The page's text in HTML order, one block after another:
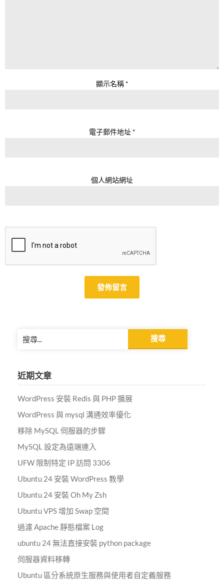
顯示名稱 *
電子郵件地址 *
個人網站網址
搜
尋
字:
近期文章
WordPress 安裝 Redis 與 PHP 擴展
WordPress 與 mysql 溝通效率優化
移除 MySQL 伺服器的步驟
MySQL 設定為遠端連入
UFW 限制特定 IP 訪問 3306
Ubuntu 24 安裝 WordPress 教學
Ubuntu 24 安裝 Oh My Zsh
Ubuntu VPS 增加 Swap 空間
過濾 Apache 靜態檔案 Log
ubuntu 24 無法直接安裝 python package
伺服器資料移轉
Ubuntu 區分系統原生服務與使用者自定義服務